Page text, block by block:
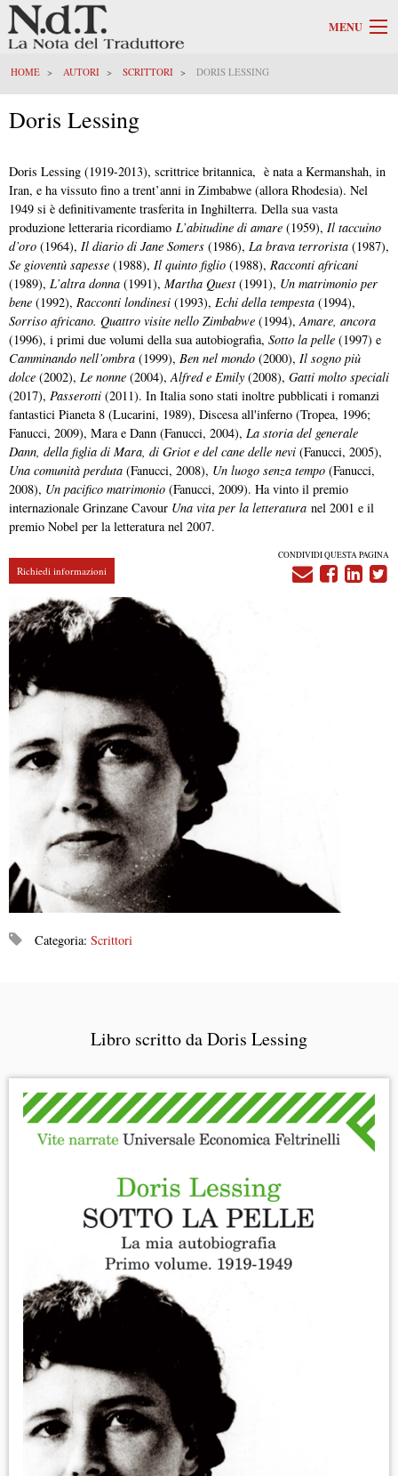
MENU
HOME AUTORI SCRITTORI DORIS LESSING
Doris Lessing
Doris Lessing (1919-2013), scrittrice britannica, è nata a Kermanshah, in
Iran, e ha vissuto fino a trent’anni in Zimbabwe (allora Rhodesia). Nel
1949 si è definitivamente trasferita in Inghilterra. Della sua vasta
produzione letteraria ricordiamo L’abitudine di amare (1959), Il taccuino
d’oro (1964), Il diario di Jane Somers (1986), La brava terrorista (1987),
Se gioventù sapesse (1988), Il quinto figlio (1988), Racconti africani
(1989), L’altra donna (1991), Martha Quest(1991), Un matrimonio per
bene (1992), Racconti londinesi (1993), Echi della tempesta (1994),
Sorriso africano. Quattro visite nello Zimbabwe (1994),Amare, ancora
(1996), i primi due volumi della sua autobiografia, Sotto la pelle (1997) e
Camminando nell’ombra (1999), Ben nel mondo (2000), Il sogno più
dolce (2002), Le nonne (2004),Alfred e Emily (2008), Gatti molto speciali
(2017), Passerotti (2011). In Italia sono stati inoltre pubblicati i romanzi
fantastici Pianeta 8 (Lucarini, 1989), Discesa all'inferno (Tropea, 1996;
Fanucci, 2009), Mara e Dann (Fanucci, 2004), La storia del generale
Dann, della figlia di Mara, di Griot e del cane delle nevi (Fanucci, 2005),
Una comunità perduta (Fanucci, 2008), Un luogo senza tempo (Fanucci,
2008), Un pacifico matrimonio (Fanucci, 2009). Ha vinto il premio
internazionale Grinzane Cavour Una vita per la letteratura nel 2001 e il
premio Nobel per la letteratura nel 2007.
Richiedi informazioni
CONDIVIDI QUESTA PAGINA
Categoria: Scrittori
Libro scritto da Doris Lessing